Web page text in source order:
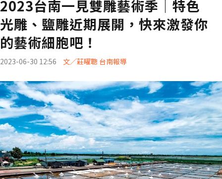
2023台南一見雙雕藝術季｜特色
光雕、鹽雕近期展開，快來激發你
的藝術細胞吧！
2023-06-30 12:56 文／莊曜聰 台南報導